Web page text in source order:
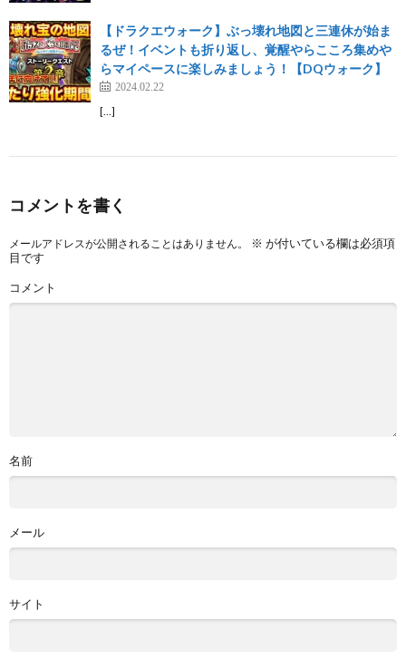
【ドラクエウォーク】ぶっ壊れ地図と三連休が始ま
るぜ！イベントも折り返し、覚醒やらこころ集めや
らマイペースに楽しみましょう！【DQウォーク】
2024.02.22
[…]
コメントを書く
メールアドレスが公開されることはありません。 ※ が付いている欄は必須項
目です
コメント
名前
メール
サイト